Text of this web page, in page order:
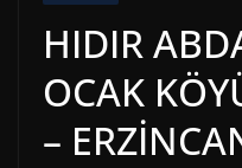
HIDIR
OCAK
–